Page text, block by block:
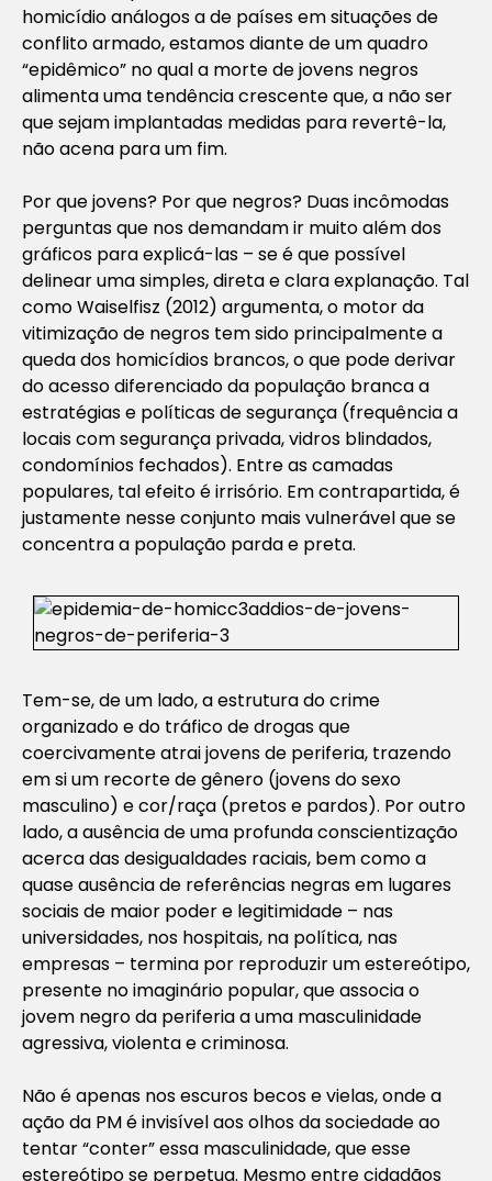
homicídio análogos a de países em situações de
conflito armado, estamos diante de um quadro
“epidêmico” no qual a morte de jovens negros
alimenta uma tendência crescente que, a não ser
que sejam implantadas medidas para revertê-la,
não acena para um fim.
Por que jovens? Por que negros? Duas incômodas
perguntas que nos demandam ir muito além dos
gráficos para explicá-las – se é que possível
delinear uma simples, direta e clara explanação. Tal
como Waiselfisz (2012) argumenta, o motor da
vitimização de negros tem sido principalmente a
queda dos homicídios brancos, o que pode derivar
do acesso diferenciado da população branca a
estratégias e políticas de segurança (frequência a
locais com segurança privada, vidros blindados,
condomínios fechados). Entre as camadas
populares, tal efeito é irrisório. Em contrapartida, é
justamente nesse conjunto mais vulnerável que se
concentra a população parda e preta.
Tem-se, de um lado, a estrutura do crime
organizado e do tráfico de drogas que
coercivamente atrai jovens de periferia, trazendo
em si um recorte de gênero (jovens do sexo
masculino) e cor/raça (pretos e pardos). Por outro
lado, a ausência de uma profunda conscientização
acerca das desigualdades raciais, bem como a
quase ausência de referências negras em lugares
sociais de maior poder e legitimidade – nas
universidades, nos hospitais, na política, nas
empresas – termina por reproduzir um estereótipo,
presente no imaginário popular, que associa o
jovem negro da periferia a uma masculinidade
agressiva, violenta e criminosa.
Não é apenas nos escuros becos e vielas, onde a
ação da PM é invisível aos olhos da sociedade ao
tentar “conter” essa masculinidade, que esse
estereótipo se perpetua. Mesmo entre cidadãos